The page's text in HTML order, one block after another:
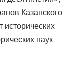
Казанского
исторических
наук